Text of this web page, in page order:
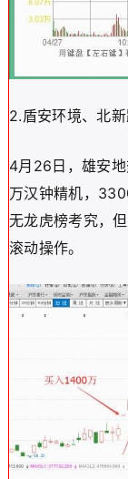
2.盾安环境、北
4月26日，雄安
万汉钟精机，
无龙虎榜考究，
滚动操作。